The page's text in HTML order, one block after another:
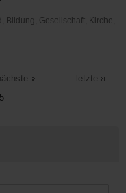
Bildung, Gesellschaft, Kirche,
letzte